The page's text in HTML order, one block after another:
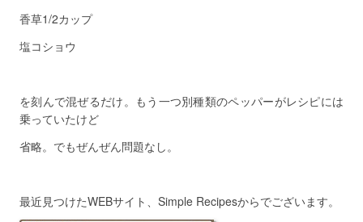
香草1/2カップ
塩コショウ
を刻んで混ぜるだけ。もう一つ別種類のペッパーがレシピには
乗っていたけど
省略。でもぜんぜん問題なし。
最近見つけたWEBサイト、Simple Recipesからでございます。